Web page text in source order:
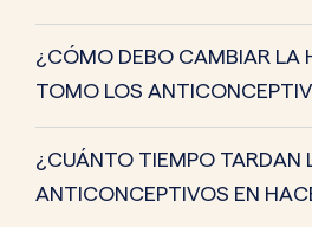
¿CÓMO DEBO CAMBIAR LA
TOMO LOS
¿CUÁNTO TIEMPO TARDAN
ANTICONCEPTIVOS EN